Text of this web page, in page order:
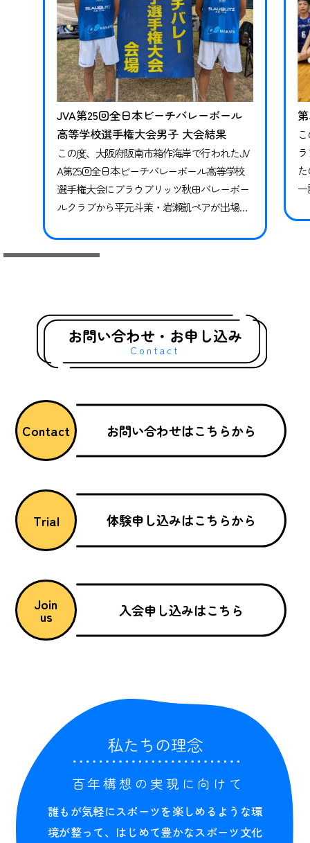
JVA第25回全日本ビーチバレーボール
高等学校選手権大会男子 大会結果
この度、大阪府阪南市箱作海岸で行われたJV
A第25回全日本ビーチバレーボール高等学校
選手権大会にブラウブリッツ秋田バレーボー
ルクラブから平元斗茉・岩瀬凱ペアが出場し
2（10-21、15-21）敗戦 残念ながら初戦で敗退
となりましたが、2年生ながら全国大会に出場
ったと…
一
県
お問い合わせ・お申し込み
Contact
Contact お問い合わせはこちらから
Trial 体験申し込みはこちらから
Join
us 入会申し込みはこちら
私たちの理念
百年構想の実現に向けて
誰もが気軽にスポーツを楽しめるような環
境が整って、はじめて豊かなスポーツ文化